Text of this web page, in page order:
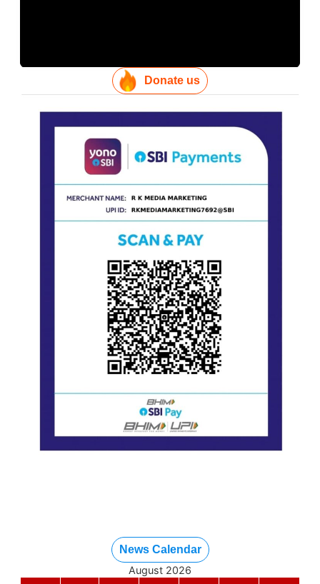
Donate us
News Calendar
August 2026